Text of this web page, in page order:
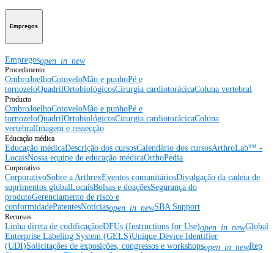
Empregos
Empregosopen_in_new
Procedimento
OmbroJoelhoCotoveloMão e punhoPé e
tornozeloQuadrilOrtobiológicosCirurgia cardiotorácicaColuna vertebral
Producto
OmbroJoelhoCotoveloMão e punhoPé e
tornozeloQuadrilOrtobiológicosCirurgia cardiotorácicaColuna
vertebralImagem e ressecção
Educação médica
Educação médicaDescrição dos cursosCalendário dos cursosArthroLab™ -
LocaisNossa equipe de educação médicaOrthoPedia
Corporativo
CorporativoSobre a ArthrexEventos comunitáriosDivulgação da cadeia de
suprimentos globalLocaisBolsas e doaçõesSegurança do
produtoGerenciamento de risco e
conformidadePatentesNotíciasopen_in_newSBA Support
Recursos
Linha direta de codificaçãoeDFUs (Instructions for Use)open_in_newGlobal
Enterprise Labeling System (GELS)Unique Device Identifier
(UDI)Solicitações de exposições, congressos e workshopsopen_in_newRep